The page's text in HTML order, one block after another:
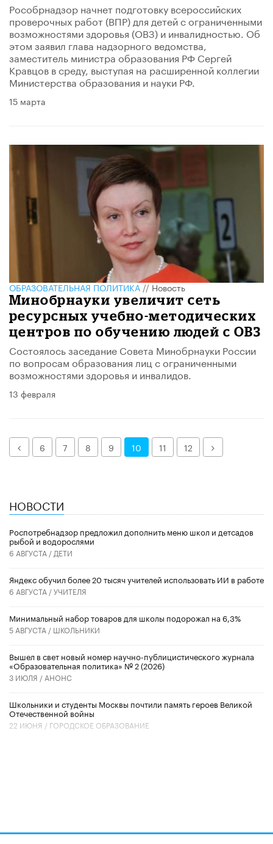
Рособрнадзор начнет подготовку всероссийских
проверочных работ (ВПР) для детей с ограниченными
возможностями здоровья (ОВЗ) и инвалидностью. Об
этом заявил глава надзорного ведомства,
заместитель министра образования РФ Сергей
Кравцов в среду, выступая на расширенной коллегии
Министерства образования и науки РФ.
15 марта
ОБРАЗОВАТЕЛЬНАЯ ПОЛИТИКА//Новость
Минобрнауки увеличит сеть
ресурсных учебно-методических
центров по обучению людей с ОВЗ
Состоялось заседание Совета Минобрнауки России
по вопросам образования лиц с ограниченными
возможностями здоровья и инвалидов.
13 февраля
Назад
6 7 8 9 10 11 12 Далее
НОВОСТИ
Роспотребнадзор предложил дополнить меню школ и детсадов
рыбой и водорослями
6 АВГУСТА / ДЕТИ
​Яндекс обучил более 20 тысяч учителей использовать ИИ в работе
6 АВГУСТА /УЧИТЕЛЯ
Минимальный набор товаров для школы подорожал на 6,3%
5 АВГУСТА / ШКОЛЬНИКИ
Вышел в свет новый номер научно-публицистического журнала
«Образовательная политика» № 2 (2026)
3 ИЮЛЯ / АНОНС
Школьники и студенты Москвы почтили память героев Великой
Отечественной войны
22 ИЮНЯ / ГОРОДСКОЕ ОБРАЗОВАНИЕ